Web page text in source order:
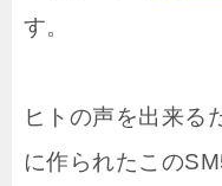
す。
ヒトの声を出来る
に作られたこの